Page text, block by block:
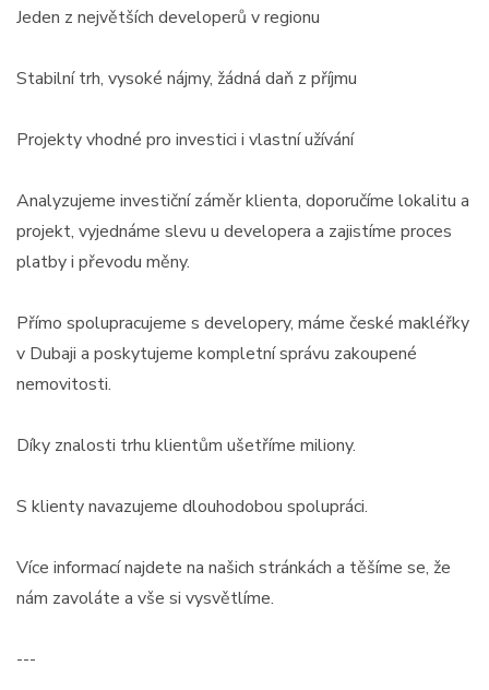
Jeden z největších developerů v regionu
Stabilní trh, vysoké nájmy, žádná daň z příjmu
Projekty vhodné pro investici i vlastní užívání
Analyzujeme investiční záměr klienta, doporučíme lokalitu a
projekt, vyjednáme slevu u developera a zajistíme proces
platby i převodu měny.
Přímo spolupracujeme s developery, máme české makléřky
v Dubaji a poskytujeme kompletní správu zakoupené
nemovitosti.
Díky znalosti trhu klientům ušetříme miliony.
S klienty navazujeme dlouhodobou spolupráci.
Více informací najdete na našich stránkách a těšíme se, že
nám zavoláte a vše si vysvětlíme.
---